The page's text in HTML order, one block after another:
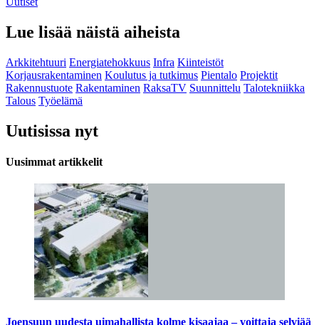
Lue lisää näistä aiheista
Arkkitehtuuri Energiatehokkuus Infra Kiinteistöt
Korjausrakentaminen Koulutus ja tutkimus Pientalo Projektit
Rakennustuote Rakentaminen RaksaTV Suunnittelu Talotekniikka
Talous Työelämä
Uutisissa nyt
Uusimmat artikkelit
Joensuun uudesta uimahallista kolme kisaajaa – voittaja selviää